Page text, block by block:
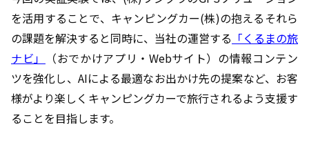
を活用することで、キャンピングカー(株)の抱えるそれら
の課題を解決すると同時に、当社の運営する 「くるまの旅
ナビ」
（おでかけアプリ・Webサイト）の情報コンテン
ツを強化し、AIによる最適なお出かけ先の提案など、お客
様がより楽しくキャンピングカーで旅行されるよう支援す
ることを目指します。